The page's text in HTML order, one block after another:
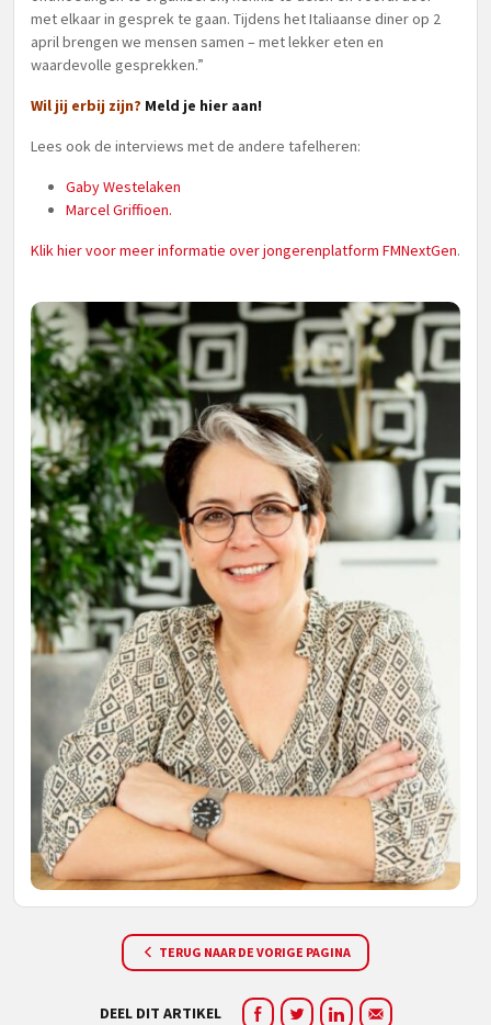
met elkaar in gesprek te gaan. Tijdens het Italiaanse diner op 2
april brengen we mensen samen – met lekker eten en
waardevolle gesprekken.”
Wil jij erbij zijn? Meld je hier aan!
Lees ook de interviews met de andere tafelheren:
Gaby Westelaken
Marcel Griffioen.
Klik hier voor meer informatie over jongerenplatform FMNextGen.
TERUG NAAR DE VORIGE PAGINA
DEEL DIT ARTIKEL